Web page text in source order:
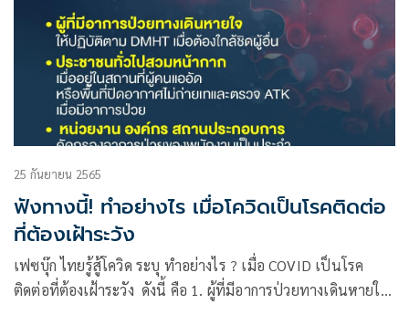
25 กันยายน 2565
ฟังทางนี้! ทำอย่างไร เมื่อโควิดเป็นโรคติดต่อ
ที่ต้องเฝ้าระวัง
เฟซบุ๊ก ไทยรู้สู้โควิด ระบุ ทำอย่างไร ? เมื่อ COVID เป็นโรค
ติดต่อที่ต้องเฝ้าระวัง ดังนี้ คือ 1. ผู้ที่มีอาการป่วยทางเดินหายใจ